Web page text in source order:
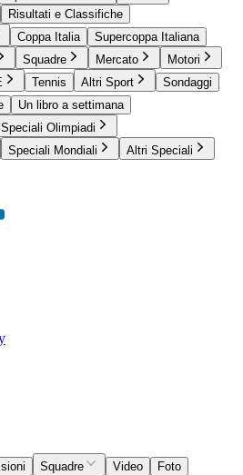
Risultati e Classifiche
Coppa Italia
Supercoppa Italiana
Squadre Mercato
Motori
Tennis Altri Sport
Sondaggi
Un libro a settimana
Speciali Olimpiadi
Speciali Mondiali Altri Speciali
Squadre Video Foto